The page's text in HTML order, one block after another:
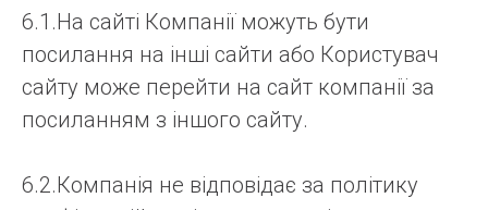
6.1.На сайті Компанії можуть бути
посилання на інші сайти або Користувач
сайту може перейти на сайт компанії за
посиланням з іншого сайту.
6.2.Компанія не відповідає за політику